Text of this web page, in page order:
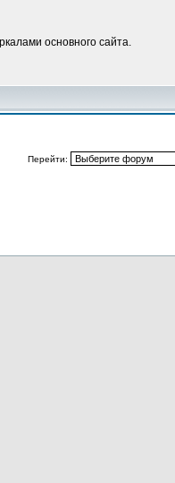
основного сайта.
Перейти: